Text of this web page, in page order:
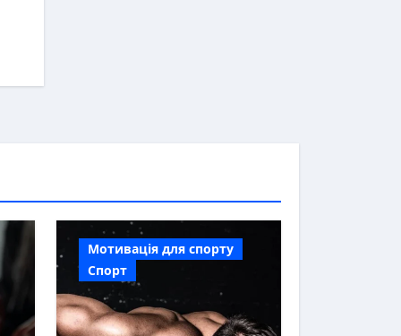
Мотивація для спорту
Спорт